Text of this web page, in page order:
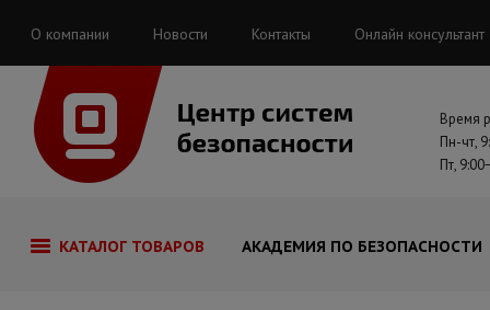
О компании Новости Контакты Онлайн консультант
Время
Пн-чт,
Пт,
КАТАЛОГ ТОВАРОВ АКАДЕМИЯ ПО БЕЗОПАСНОСТИ